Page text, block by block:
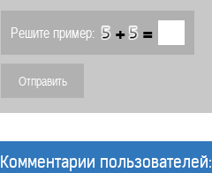
Решите пример: + =
Комментарии пользователей: